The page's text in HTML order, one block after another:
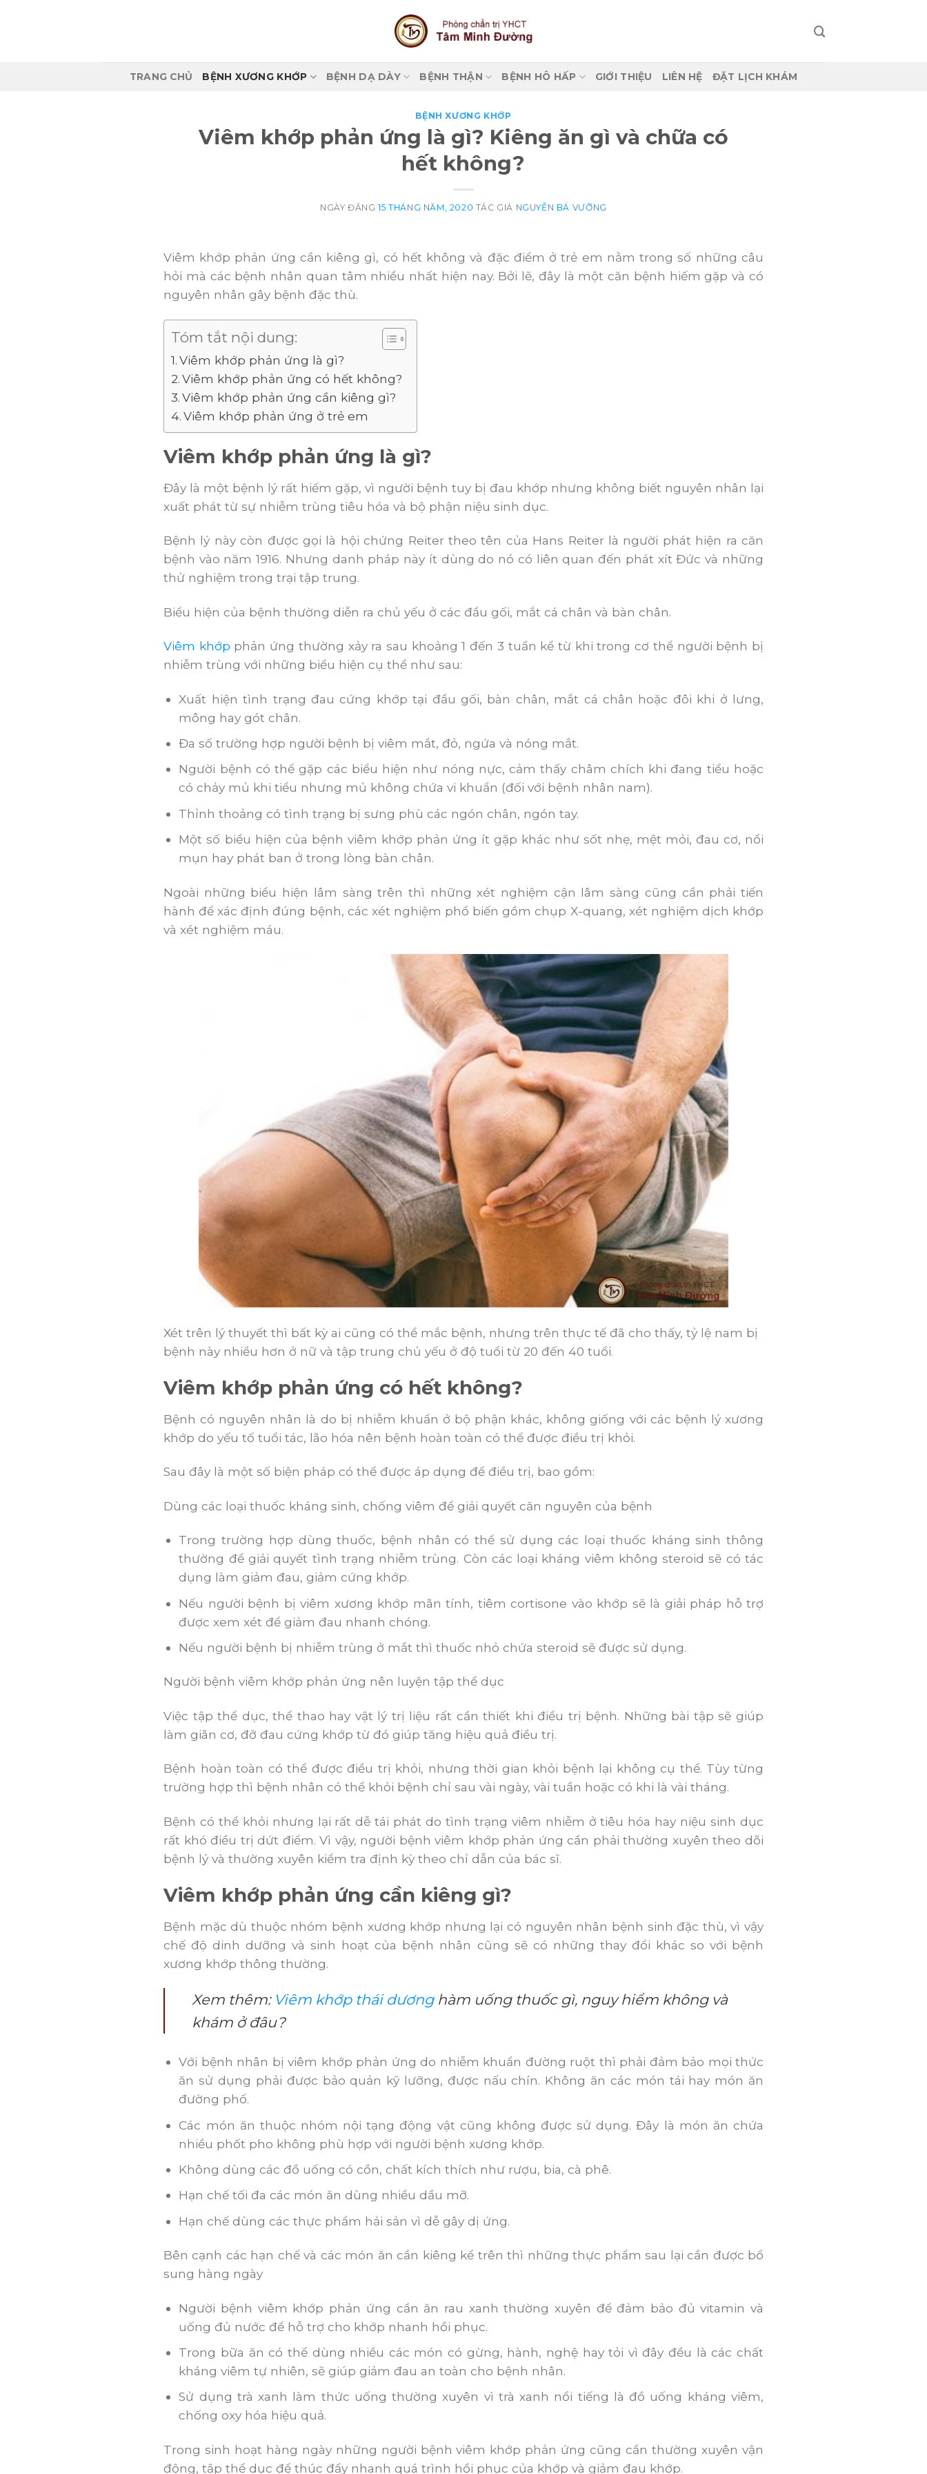
TRANG CHỦ BỆNH XƯƠNG KHỚP BỆNH DẠ DÀY BỆNH THẬN BỆNH HÔ HẤP GIỚI THIỆU LIÊN HỆ ĐẶT LỊCH KHÁM
BỆNH XƯƠNG KHỚP
Viêm khớp phản ứng là gì? Kiêng ăn gì và chữa có
hết không?
NGÀY ĐĂNG15 THÁNG NĂM, 2020 TÁC GIẢ NGUYỄN BÁ VƯỠNG
Viêm khớp phản ứng cần kiêng gì, có hết không và đặc điểm ở trẻ em nằm trong số những câu
hỏi mà các bệnh nhân quan tâm nhiều nhất hiện nay. Bởi lẽ, đây là một căn bệnh hiếm gặp và có
nguyên nhân gây bệnh đặc thù.
Tóm tắt nội dung:
Viêm khớp phản ứng là gì?
Viêm khớp phản ứng có hết không?
Viêm khớp phản ứng cần kiêng gì?
Viêm khớp phản ứng ở trẻ em
Viêm khớp phản ứng là gì?
Đây là một bệnh lý rất hiếm gặp, vì người bệnh tuy bị đau khớp nhưng không biết nguyên nhân lại
xuất phát từ sự nhiễm trùng tiêu hóa và bộ phận niệu sinh dục.
Bệnh lý này còn được gọi là hội chứng Reiter theo tên của Hans Reiter là người phát hiện ra căn
bệnh vào năm 1916. Nhưng danh pháp này ít dùng do nó có liên quan đến phát xít Đức và những
thử nghiệm trong trại tập trung.
Biểu hiện của bệnh thường diễn ra chủ yếu ở các đầu gối, mắt cá chân và bàn chân.
Viêm khớp phản ứng thường xảy ra sau khoảng 1 đến 3 tuần kể từ khi trong cơ thể người bệnh bị
nhiễm trùng với những biểu hiện cụ thể như sau:
Xuất hiện tình trạng đau cứng khớp tại đầu gối, bàn chân, mắt cá chân hoặc đôi khi ở lưng,
mông hay gót chân.
Đa số trường hợp người bệnh bị viêm mắt, đỏ, ngứa và nóng mắt.
Người bệnh có thể gặp các biểu hiện như nóng nực, cảm thấy châm chích khi đang tiểu hoặc
có chảy mủ khi tiểu nhưng mủ không chứa vi khuẩn (đối với bệnh nhân nam).
Thỉnh thoảng có tình trạng bị sưng phù các ngón chân, ngón tay.
Một số biểu hiện của bệnh viêm khớp phản ứng ít gặp khác như sốt nhẹ, mệt mỏi, đau cơ, nổi
mụn hay phát ban ở trong lòng bàn chân.
Ngoài những biểu hiện lâm sàng trên thì những xét nghiệm cận lâm sàng cũng cần phải tiến
hành để xác định đúng bệnh, các xét nghiệm phổ biến gồm chụp X-quang, xét nghiệm dịch khớp
và xét nghiệm máu.
Xét trên lý thuyết thì bất kỳ ai cũng có thể mắc bệnh, nhưng trên thực tế đã cho thấy, tỷ lệ nam bị
bệnh này nhiều hơn ở nữ và tập trung chủ yếu ở độ tuổi từ 20 đến 40 tuổi.
Viêm khớp phản ứng có hết không?
Bệnh có nguyên nhân là do bị nhiễm khuẩn ở bộ phận khác, không giống với các bệnh lý xương
khớp do yếu tố tuổi tác, lão hóa nên bệnh hoàn toàn có thể được điều trị khỏi.
Sau đây là một số biện pháp có thể được áp dụng để điều trị, bao gồm:
Dùng các loại thuốc kháng sinh, chống viêm để giải quyết căn nguyên của bệnh
Trong trường hợp dùng thuốc, bệnh nhân có thể sử dụng các loại thuốc kháng sinh thông
thường để giải quyết tình trạng nhiễm trùng. Còn các loại kháng viêm không steroid sẽ có tác
dụng làm giảm đau, giảm cứng khớp.
Nếu người bệnh bị viêm xương khớp mãn tính, tiêm cortisone vào khớp sẽ là giải pháp hỗ trợ
được xem xét để giảm đau nhanh chóng.
Nếu người bệnh bị nhiễm trùng ở mắt thì thuốc nhỏ chứa steroid sẽ được sử dụng.
Người bệnh viêm khớp phản ứng nên luyện tập thể dục
Việc tập thể dục, thể thao hay vật lý trị liệu rất cần thiết khi điều trị bệnh. Những bài tập sẽ giúp
làm giãn cơ, đỡ đau cứng khớp từ đó giúp tăng hiệu quả điều trị.
Bệnh hoàn toàn có thể được điều trị khỏi, nhưng thời gian khỏi bệnh lại không cụ thể. Tùy từng
trường hợp thì bệnh nhân có thể khỏi bệnh chỉ sau vài ngày, vài tuần hoặc có khi là vài tháng.
Bệnh có thể khỏi nhưng lại rất dễ tái phát do tình trạng viêm nhiễm ở tiêu hóa hay niệu sinh dục
rất khó điều trị dứt điểm. Vì vậy, người bệnh viêm khớp phản ứng cần phải thường xuyên theo dõi
bệnh lý và thường xuyên kiểm tra định kỳ theo chỉ dẫn của bác sĩ.
Viêm khớp phản ứng cần kiêng gì?
Bệnh mặc dù thuộc nhóm bệnh xương khớp nhưng lại có nguyên nhân bệnh sinh đặc thù, vì vậy
chế độ dinh dưỡng và sinh hoạt của bệnh nhân cũng sẽ có những thay đổi khác so với bệnh
xương khớp thông thường.
Xem thêm: Viêm khớp thái dươnghàm uống thuốc gì, nguy hiểm không và
khám ở đâu?
Với bệnh nhân bị viêm khớp phản ứng do nhiễm khuẩn đường ruột thì phải đảm bảo mọi thức
ăn sử dụng phải được bảo quản kỹ lưỡng, được nấu chín. Không ăn các món tái hay món ăn
đường phố.
Các món ăn thuộc nhóm nội tạng động vật cũng không được sử dụng. Đây là món ăn chứa
nhiều phốt pho không phù hợp với người bệnh xương khớp.
Không dùng các đồ uống có cồn, chất kích thích như rượu, bia, cà phê.
Hạn chế tối đa các món ăn dùng nhiều dầu mỡ.
Hạn chế dùng các thực phẩm hải sản vì dễ gây dị ứng.
Bên cạnh các hạn chế và các món ăn cần kiêng kể trên thì những thực phẩm sau lại cần được bổ
sung hàng ngày
Người bệnh viêm khớp phản ứng cần ăn rau xanh thường xuyên để đảm bảo đủ vitamin và
uống đủ nước để hỗ trợ cho khớp nhanh hồi phục.
Trong bữa ăn có thể dùng nhiều các món có gừng, hành, nghệ hay tỏi vì đây đều là các chất
kháng viêm tự nhiên, sẽ giúp giảm đau an toàn cho bệnh nhân.
Sử dụng trà xanh làm thức uống thường xuyên vì trà xanh nổi tiếng là đồ uống kháng viêm,
chống oxy hóa hiệu quả.
Trong sinh hoạt hàng ngày những người bệnh viêm khớp phản ứng cũng cần thường xuyên vận
động, tập thể dục để thúc đẩy nhanh quá trình hồi phục của khớp và giảm đau khớp.